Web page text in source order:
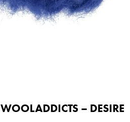
WOOLADDICTS – DESIRE